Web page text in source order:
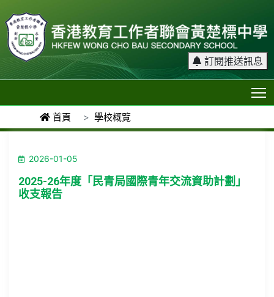
訂閱推送訊息
首頁 學校概覽
2026-01-05
2025-26年度「民青局國際青年交流資助計劃」
收支報告